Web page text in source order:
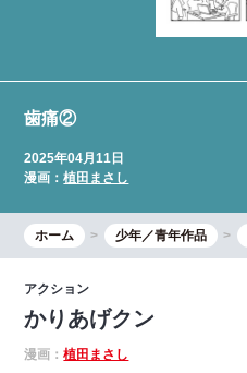
歯痛②
2025年04月11日
漫画：植田まさし
ホーム 少年／青年作品
アクション
かりあげクン
漫画：植田まさし